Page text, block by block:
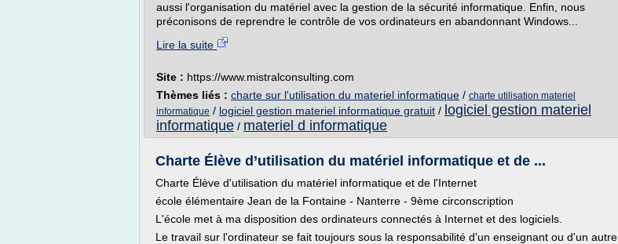
aussi l'organisation du matériel avec la gestion de la sécurité informatique. Enfin, nous
préconisons de reprendre le contrôle de vos ordinateurs en abandonnant Windows...
Lire la suite
Site : https://www.mistralconsulting.com
Thèmes liés : charte sur l'utilisation du materiel informatique / charte utilisation materiel
informatique / logiciel gestion materiel informatique gratuit / logiciel gestion materiel
informatique / materiel d informatique
Charte Élève d’utilisation du matériel informatique et de ...
Charte Élève d'utilisation du matériel informatique et de l'Internet
école élémentaire Jean de la Fontaine - Nanterre - 9ème circonscription
L'école met à ma disposition des ordinateurs connectés à Internet et des logiciels.
Le travail sur l'ordinateur se fait toujours sous la responsabilité d'un enseignant ou d'un autre